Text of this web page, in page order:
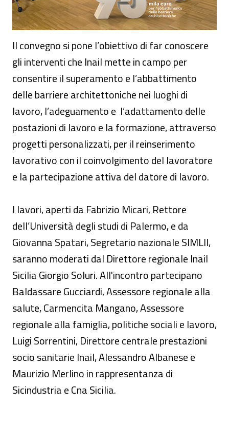
Il convegno si pone l’obiettivo di far conoscere
gli interventi che Inail mette in campo per
consentire il superamento e l’abbattimento
delle barriere architettoniche nei luoghi di
lavoro, l’adeguamento e l’adattamento delle
postazioni di lavoro e la formazione, attraverso
progetti personalizzati, per il reinserimento
lavorativo con il coinvolgimento del lavoratore
e la partecipazione attiva del datore di lavoro.
I lavori, aperti da Fabrizio Micari, Rettore
dell’Università degli studi di Palermo, e da
Giovanna Spatari, Segretario nazionale SIMLII,
saranno moderati dal Direttore regionale Inail
Sicilia Giorgio Soluri. All'incontro partecipano
Baldassare Gucciardi, Assessore regionale alla
salute, Carmencita Mangano, Assessore
regionale alla famiglia, politiche sociali e lavoro,
Luigi Sorrentini, Direttore centrale prestazioni
socio sanitarie Inail, Alessandro Albanese e
Maurizio Merlino in rappresentanza di
Sicindustria e Cna Sicilia.